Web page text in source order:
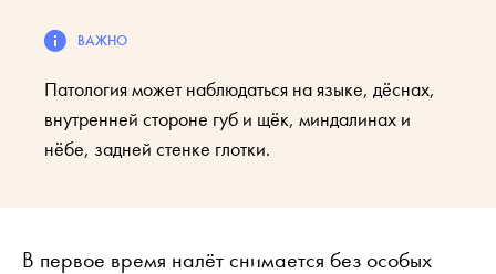
Патология может наблюдаться на языке, дёснах,
внутренней стороне губ и щёк, миндалинах и
нёбе, задней стенке глотки.
В первое время налёт снимается без особых